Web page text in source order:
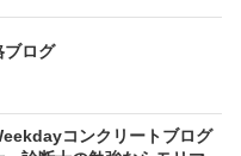
ブログ
コンクリートブログ